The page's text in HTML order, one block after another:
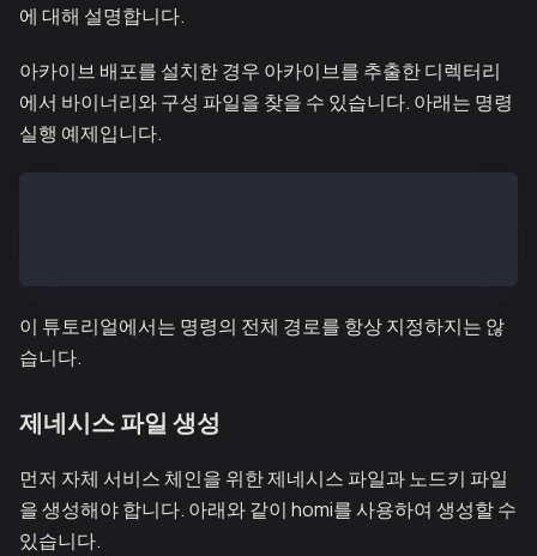
에 대해 설명합니다.
아카이브 배포를 설치한 경우 아카이브를 추출한 디렉터리
에서 바이너리와 구성 파일을 찾을 수 있습니다. 아래는 명령
실행 예제입니다.
이 튜토리얼에서는 명령의 전체 경로를 항상 지정하지는 않
습니다.
제네시스 파일 생성
먼저 자체 서비스 체인을 위한 제네시스 파일과 노드키 파일
을 생성해야 합니다. 아래와 같이 homi를 사용하여 생성할 수
있습니다.